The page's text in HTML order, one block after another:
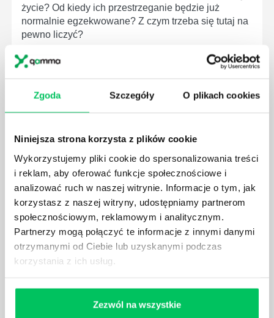
Zgoda Szczegóły O plikach cookies
Niniejsza strona korzysta z plików cookie
Wykorzystujemy pliki cookie do spersonalizowania treści
i reklam, aby oferować funkcje społecznościowe i
analizować ruch w naszej witrynie. Informacje o tym, jak
korzystasz z naszej witryny, udostępniamy partnerom
społecznościowym, reklamowym i analitycznym.
Partnerzy mogą połączyć te informacje z innymi danymi
otrzymanymi od Ciebie lub uzyskanymi podczas
korzystania z ich usług.
Zezwól na wszystkie
życie? Od kiedy ich przestrzeganie będzie już
normalnie egzekwowane? Z czym trzeba się tutaj na
pewno liczyć?
WYCINKA DRZEW A USTAWA O OCHRONIE
z nas – bez wyjątku. Warto podkreślić, że określona
jest w niej także dokładnie kwestia wycinki drzew.
Czy taka wycinka drzew musi być gdziekolwiek
zgłaszana? Jak to w zasadzie dokładniej wygląda?
Czy z prywatnej posesji można wyciąć cokolwiek?